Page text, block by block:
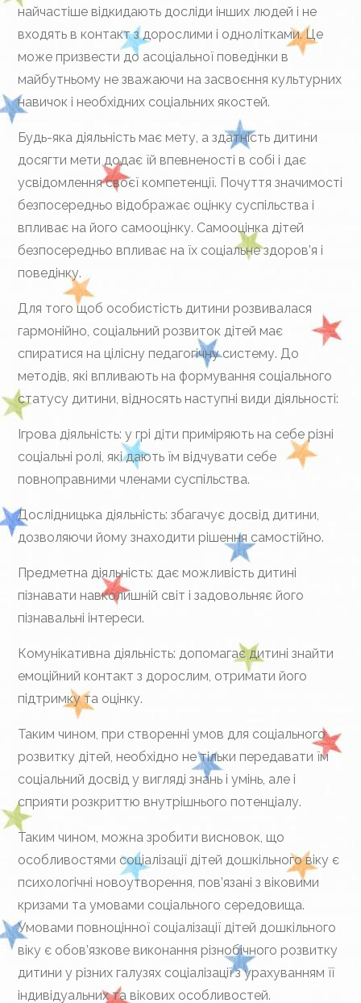
найчастіше відкидають досліди інших людей і не
входять в контакт з дорослими і однолітками. Це
може призвести до асоціальної поведінки в
майбутньому не зважаючи на засвоєння культурних
навичок і необхідних соціальних якостей.
Будь-яка діяльність має мету, а здатність дитини
досягти мети додає їй впевненості в собі і дає
усвідомлення своєї компетенції. Почуття значимості
безпосередньо відображає оцінку суспільства і
впливає на його самооцінку. Самооцінка дітей
безпосередньо впливає на їх соціальне здоров’я і
поведінку.
Для того щоб особистість дитини розвивалася
гармонійно, соціальний розвиток дітей має
спиратися на цілісну педагогічну систему. До
методів, які впливають на формування соціального
статусу дитини, відносять наступні види діяльності:
Ігрова діяльність: у грі діти приміряють на себе різні
соціальні ролі, які дають їм відчувати себе
повноправними членами суспільства.
Дослідницька діяльність: збагачує досвід дитини,
дозволяючи йому знаходити рішення самостійно.
Предметна діяльність: дає можливість дитині
пізнавати навколишній світ і задовольняє його
пізнавальні інтереси.
Комунікативна діяльність: допомагає дитині знайти
емоційний контакт з дорослим, отримати його
підтримку та оцінку.
Таким чином, при створенні умов для соціального
розвитку дітей, необхідно не тільки передавати їм
соціальний досвід у вигляді знань і умінь, але і
сприяти розкриттю внутрішнього потенціалу.
Таким чином, можна зробити висновок, що
особливостями соціалізації дітей дошкільного віку є
психологічні новоутворення, пов’язані з віковими
кризами та умовами соціального середовища.
Умовами повноцінної соціалізації дітей дошкільного
віку є обов’язкове виконання різнобічного розвитку
дитини у різних галузях соціалізації з урахуванням її
індивідуальних та вікових особливостей.